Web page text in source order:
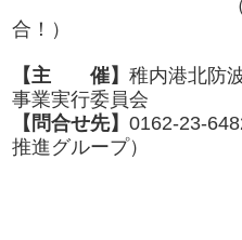
（北海道
合！）
​【主 催】稚内港北防
事業実行委員会
【問合せ先】0162-23-
推進グループ）